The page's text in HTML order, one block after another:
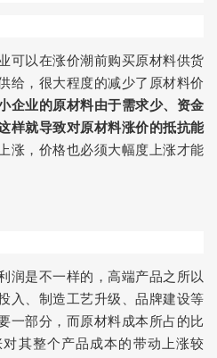
可以在涨价潮前购买原材料供货
给，很大程度的减少了原材料价
企业的原材料由于需求少、资金
样就导致对原材料涨价的抵抗能
涨，价格也必须大幅度上涨才能
润是不一样的，高端产品之所以
入、制造工艺升级、品牌建设等
一部分，而原材料成本所占的比
其整个产品成本的带动上涨较